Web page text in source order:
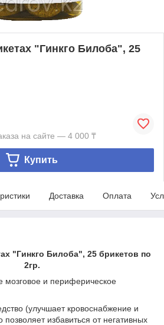
"Гинкго Билоба", 25
на сайте — 4 000 ₸
Купить
Доставка Оплата
"Гинкго Билоба", 25 брикетов по
2гр.
и периферическое
(улучшает кровоснабжение и
позволяет избавиться от негативных